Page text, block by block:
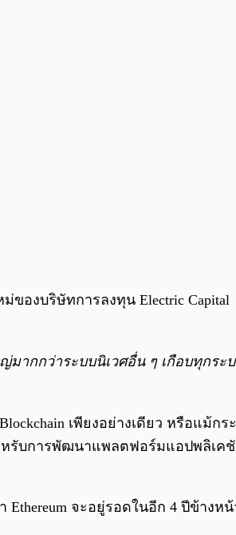
ของบริษัทการลงทุน Electric Capital
กกว่าระบบนิเวศอื่น ๆ เกือบทุกระบ
เพียงอย่างเดียว หรือแม้
รับการพัฒนาแพลตฟอร์มแอปพลิเคชั
จะอยู่รอดในอีก 4 ปีข้าง